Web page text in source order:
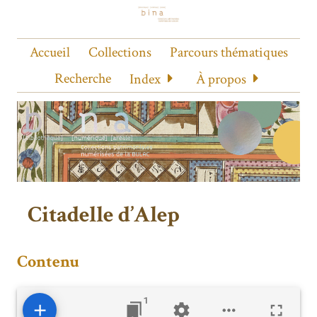
Accueil Collections
Parcours thématiques
Recherche
Index À propos
Citadelle d’Alep
Contenu
1